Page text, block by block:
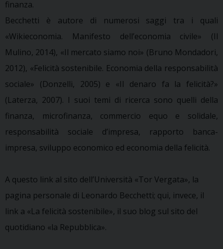
finanza.
Becchetti è autore di numerosi saggi tra i quali
«Wikieconomia. Manifesto dell’economia civile» (Il
Mulino, 2014), «Il mercato siamo noi» (Bruno Mondadori,
2012), «Felicità sostenibile. Economia della responsabilità
sociale» (Donzelli, 2005) e «Il denaro fa la felicità?»
(Laterza, 2007). I suoi temi di ricerca sono quelli della
finanza, microfinanza, commercio equo e solidale,
responsabilità sociale d’impresa, rapporto banca-
impresa, sviluppo economico ed economia della felicità.
A questo link al sito dell’Università «Tor Vergata», la
pagina personale di Leonardo Becchetti; qui, invece, il
link a «La felicità sostenibile», il suo blog sul sito del
quotidiano «la Repubblica».